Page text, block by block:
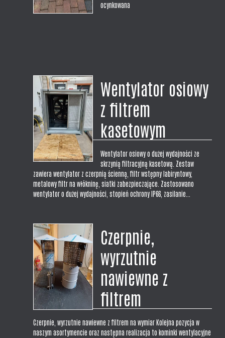
ocynkowana
Wentylator osiowy
z filtrem
kasetowym
Wentylator osiowy o dużej wydajności ze
skrzynią filtracyjną kasetową. Zestaw
zawiera wentylator z czerpnią ścienną, filtr wstępny labiryntowy,
metalowy filtr na włókninę, siatki zabezpieczające. Zastosowano
wentylator o dużej wydajności, stopień ochrony IP66, zasilanie...
Czerpnie,
wyrzutnie
nawiewne z
filtrem
Czerpnie, wyrzutnie nawiewne z filtrem na wymiar Kolejna pozycja w
naszym asortymencie oraz następna realizacja to kominki wentylacyjne